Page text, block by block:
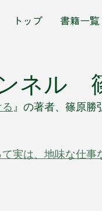
トップ 書籍一覧
ネル
』の著者、篠原勝
て実は、地味な仕事